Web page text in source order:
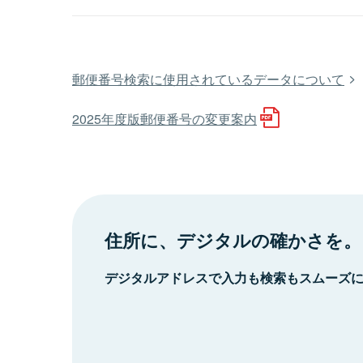
郵便番号検索に使用されているデータについて
2025年度版郵便番号の変更案内
住所に、デジタルの確かさを。
デジタルアドレスで入力も検索もスムーズ